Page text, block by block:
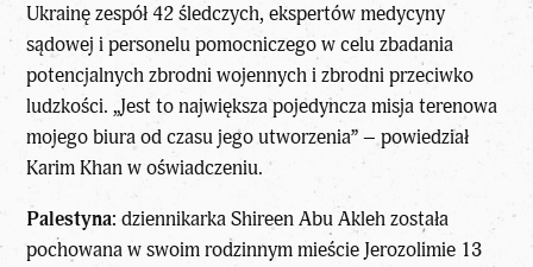
Ukrainę zespół 42 śledczych, ekspertów medycyny
sądowej i personelu pomocniczego w celu zbadania
potencjalnych zbrodni wojennych i zbrodni przeciwko
ludzkości. „Jest to największa pojedyncza misja terenowa
mojego biura od czasu jego utworzenia” – powiedział
Karim Khan w oświadczeniu.
Palestyna: dziennikarka Shireen Abu Akleh została
pochowana w swoim rodzinnym mieście Jerozolimie 13